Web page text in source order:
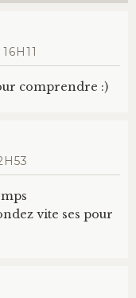
comprendre :)
vite ses pour